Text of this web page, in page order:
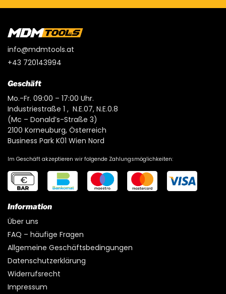
info@mdmtools.at
+43 720143994
Geschäft
Mo.-Fr. 09:00 – 17:00 Uhr.
Industriestraße 1 , N.E.07, N.E.0.8
(Mc – Donald’s-Straße 3)
2100 Korneuburg, Österreich
Business Park K01 Wien Nord
Im Geschäft akzeptieren wir folgende Zahlungsmöglichkeiten:
Information
Über uns
FAQ – häufige Fragen
Allgemeine Geschäftsbedingungen
Datenschutzerklärung
Widerrufsrecht
Impressum